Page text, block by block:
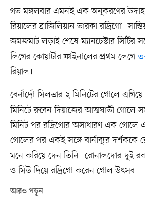
গত মঙ্গলবার এমনই এক অনুকরণের
রিয়ালের ব্রাজিলিয়ান তারকা রদ্রিগো।
জমজমাট লড়াই শেষে ম্যানচেস্টার সিটির
লিগের কোয়ার্টার ফাইনালের প্রথম লেগে
রিয়াল।
বের্নার্দো সিলভার ২ মিনিটের গোলে
মিনিটে রুবেন দিয়াজের আত্মঘাতী গোলে
মিনিট পর রদ্রিগোর অসাধারণ এক গোলে
গোলের পর একই সঙ্গে বার্নাব্যুর
মনে করিয়ে দেন তিনি। রোনালদোর দুই
ও সিউ দিয়ে রদ্রিগো করেন গোল উৎসব।
আরও পড়ুন